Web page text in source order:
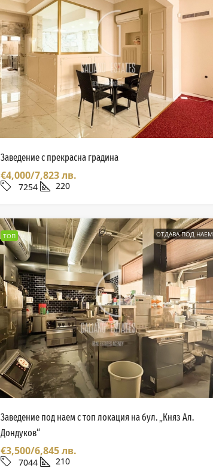
Заведение с прекрасна градина
€4,000/7,823 лв.
7254 220
ТОП ОТДАВА ПОД НАЕМ
Заведение под наем с топ локация на бул. „Княз Ал.
Дондуков“
€3,500/6,845 лв.
7044 210